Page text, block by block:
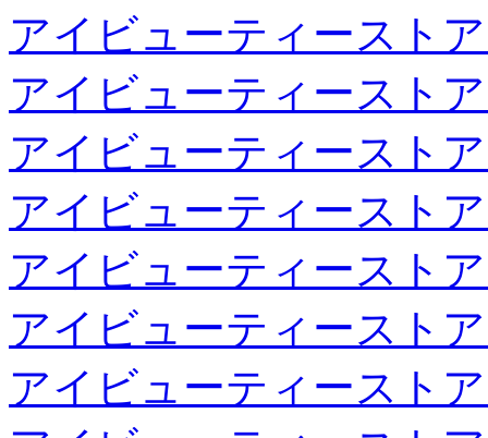
アイビューティースト
アイビューティースト
アイビューティースト
アイビューティースト
アイビューティースト
アイビューティースト
アイビューティースト